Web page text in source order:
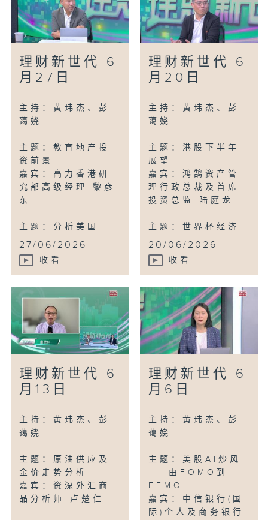
理财新世代 6
月27日
主持：黄玮杰、彭
蔼娆
主题：教育地产投
资前景
嘉宾：高力香港研
究部高级经理 黎彦
东
主题：分析美国...
27/06/2026
收看
理财新世代 6
月20日
主持：黄玮杰、彭
蔼娆
主题：港股下半年
展望
嘉宾：鸿鹄资产管
理行政总裁及首席
投资总监 陆庭龙
主题：世界杯经济
...
20/06/2026
收看
理财新世代 6
月13日
主持：黄玮杰、彭
蔼娆
主题：原油供应及
金价走势分析
嘉宾：资深外汇商
品分析师 卢楚仁
理财新世代 6
月6日
主持：黄玮杰、彭
蔼娆
主题：美股AI炒风
——由FOMO到
FEMO
嘉宾：中信银行(国
际)个人及商务银行